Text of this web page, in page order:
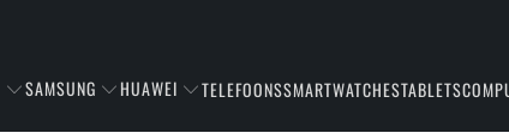
SAMSUNG HUAWEI TELEFOONSSMARTWATCHESTABLETS